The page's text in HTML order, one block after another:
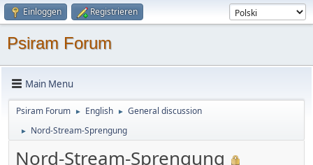
Einloggen Registrieren
Psiram Forum
Main Menu
Psiram Forum ► English ► General discussion
► Nord-Stream-Sprengung
Nord-Stream-Sprengung